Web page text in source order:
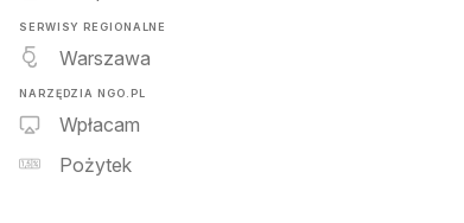
SERWISY REGIONALNE
Warszawa
NARZĘDZIA NGO.PL
Wpłacam
Pożytek